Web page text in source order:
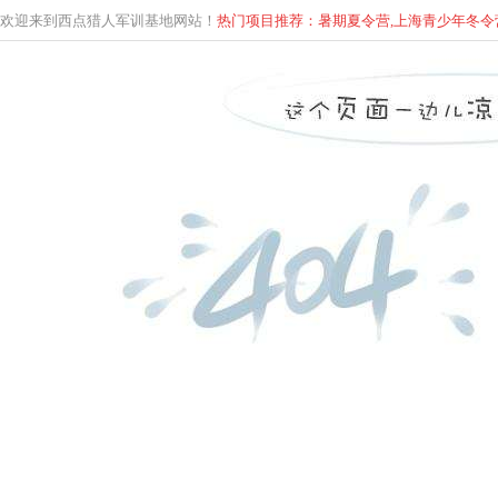
欢迎来到西点猎人军训基地网站！ 热门项目推荐：暑期夏令营,上海青少年冬令